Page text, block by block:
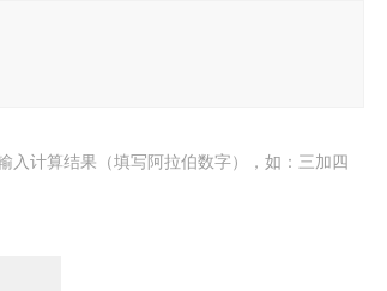
入计算结果（填写阿拉伯数字），如：三加四